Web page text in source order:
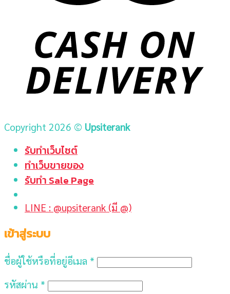
Copyright 2026 © Upsiterank
รับทำเว็บไซต์
ทำเว็บขายของ
รับทำ Sale Page
LINE : @upsiterank (มี @)
เข้าสู่ระบบ
ชื่อผู้ใช้หรือที่อยู่อีเมล *
รหัสผ่าน *